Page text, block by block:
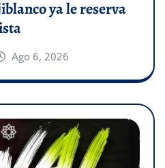
ya le reserva
Ago 6, 2026